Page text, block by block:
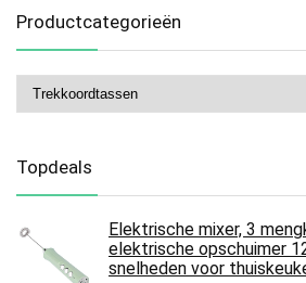
Productcategorieën
Topdeals
Elektrische mixer, 3
elektrische opschuimer
snelheden voor